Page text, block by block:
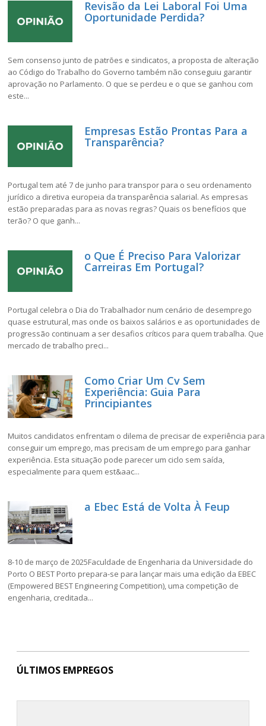
Revisão da Lei Laboral Foi Uma
Oportunidade Perdida?
Sem consenso junto de patrões e sindicatos, a proposta de alteração
ao Código do Trabalho do Governo também não conseguiu garantir
aprovação no Parlamento. O que se perdeu e o que se ganhou com
este...
Empresas Estão Prontas Para a
Transparência?
Portugal tem até 7 de junho para transpor para o seu ordenamento
jurídico a diretiva europeia da transparência salarial. As empresas
estão preparadas para as novas regras? Quais os benefícios que
terão? O que ganh...
o Que É Preciso Para Valorizar
Carreiras Em Portugal?
Portugal celebra o Dia do Trabalhador num cenário de desemprego
quase estrutural, mas onde os baixos salários e as oportunidades de
progressão continuam a ser desafios críticos para quem trabalha. Que
mercado de trabalho preci...
Como Criar Um Cv Sem
Experiência: Guia Para
Principiantes
Muitos candidatos enfrentam o dilema de precisar de experiência para
conseguir um emprego, mas precisam de um emprego para ganhar
experiência. Esta situação pode parecer um ciclo sem saída,
especialmente para quem est&aac...
a Ebec Está de Volta À Feup
8-10 de março de 2025Faculdade de Engenharia da Universidade do
Porto O BEST Porto prepara-se para lançar mais uma edição da EBEC
(Empowered BEST Engineering Competition), uma competição de
engenharia, creditada...
ÚLTIMOS EMPREGOS